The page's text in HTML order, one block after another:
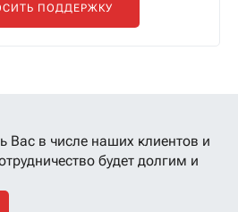
ПОДДЕРЖКУ
Вас в числе наших клиентов и
будет долгим и